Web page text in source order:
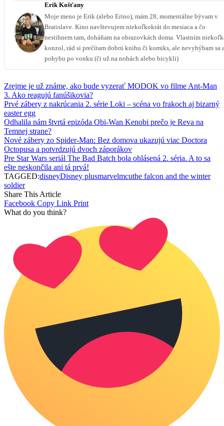
Erik Košťany
Moje meno je Erik (alebo Erino), mám 28, momentálne bývam v
Bratislave. Kino navštevujem niekoľkokrát do mesiaca a čo
nestihnem tam, doháňam na obrazovkách doma. Vlastním
konzol, rád si prečítam dobrú knihu či komiks, ale nevyhýbam sa
pohybu po vonku (či už na nohách alebo bicykli)
Zrejme je už známe, ako bude vyzerať MODOK vo filme Ant-Man
3. Ako reagujú fanúšikovia?
Prvé zábery z nakrúcania 2. série Loki – scéna vo frakoch aj bizarný
easter egg
Odhalila nám štvrtá epizóda Obi-Wan Kenobi prečo je Reva na
Temnej strane?
Nové zábery zo Spider-Man: Bez domova ukazujú viac Doctora
Octopusa a potvrdzujú dvoch záporákov
Pre Star Wars seriál The Bad Batch bola ohlásená 2. séria. A to sa
ešte neskončila ani tá prvá!
TAGGED:disneyDisney plusmarvelmcuthe falcon and the winter
soldier
Share This Article
Facebook Copy Link Print
What do you think?